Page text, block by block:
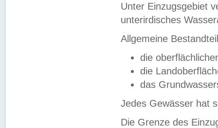
Unter Einzugsgebiet
unterirdisches
Allgemeine
die
die
das
Jedes Gewässer hat
Die Grenze des